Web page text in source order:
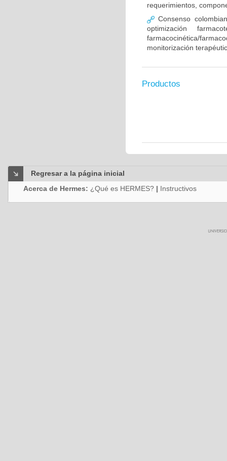
requerimientos,
Consenso
optimización
farmacocinética/
monitorización
Productos
Regresar a la página inicial
Acerca de Hermes: ¿Qué es HERMES? | Instructivos